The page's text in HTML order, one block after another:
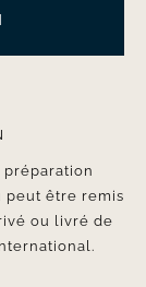
préparation
peut être remis
ou livré de